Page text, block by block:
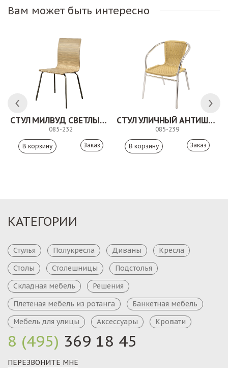
Вам может быть интересно
СТУЛ МИЛВУД СВЕТЛЫЙ ШЕЛК
085-232
Заказ
СТУЛ УЛИЧНЫЙ АНТИШОН
085-239
Заказ
8 (495) 369 18 45
ПЕРЕЗВОНИТЕ МНЕ
КАТЕГОРИИ
Стулья Полукресла Диваны
Кресла
Столы
Столешницы
Подстолья
Складная мебель
Решения
Плетеная мебель из ротанга
Банкетная мебель
Мебель для улицы
Аксессуары Кровати